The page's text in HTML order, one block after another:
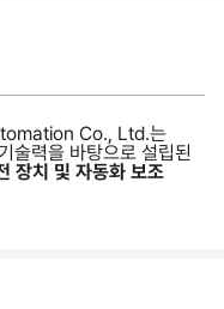
Co., Ltd.는
술력을 바탕으로 설립된
장치 및 자동화 보조